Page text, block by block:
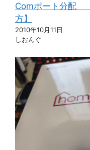
Comポート分配
方】
2010年10月11日
しおんぐ